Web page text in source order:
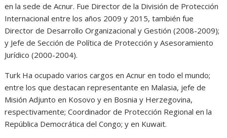
en la sede de Acnur. Fue Director de la División de Protección
Internacional entre los años 2009 y 2015, también fue
Director de Desarrollo Organizacional y Gestión (2008-2009);
y Jefe de Sección de Política de Protección y Asesoramiento
Jurídico (2000-2004).
Turk Ha ocupado varios cargos en Acnur en todo el mundo;
entre los que destacan representante en Malasia, jefe de
Misión Adjunto en Kosovo y en Bosnia y Herzegovina,
respectivamente; Coordinador de Protección Regional en la
República Democrática del Congo; y en Kuwait.